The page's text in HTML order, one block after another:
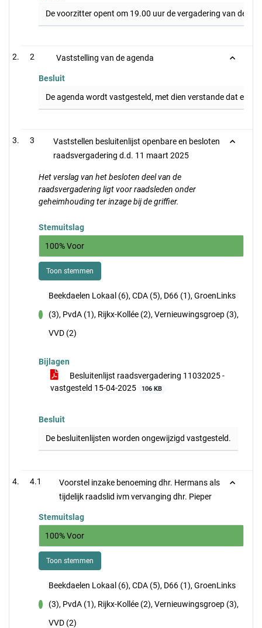
De voorzitter opent om 19.00 uur de vergadering van de
2 Vaststelling van de agenda
Besluit
De agenda wordt vastgesteld, met dien verstande dat een
3
Vaststellen besluitenlijst openbare en besloten
raadsvergadering d.d. 11 maart 2025
Het verslag van het besloten deel van de
raadsvergadering ligt voor raadsleden onder
geheimhouding ter inzage bij de griffier.
Stemuitslag
100% Voor
Toon stemmen
Beekdaelen Lokaal (6), CDA (5), D66 (1), GroenLinks
(3), PvdA (1), Rijkx-Kollée (2), Vernieuwingsgroep (3),
VVD (2)
Bijlagen
Besluitenlijst raadsvergadering 11032025 -
vastgesteld 15-04-2025
106 KB
Besluit
De besluitenlijsten worden ongewijzigd vastgesteld.
4.1
Voorstel inzake benoeming dhr. Hermans als
tijdelijk raadslid ivm vervanging dhr. Pieper
Stemuitslag
100% Voor
Toon stemmen
Beekdaelen Lokaal (6), CDA (5), D66 (1), GroenLinks
(3), PvdA (1), Rijkx-Kollée (2), Vernieuwingsgroep (3),
VVD (2)